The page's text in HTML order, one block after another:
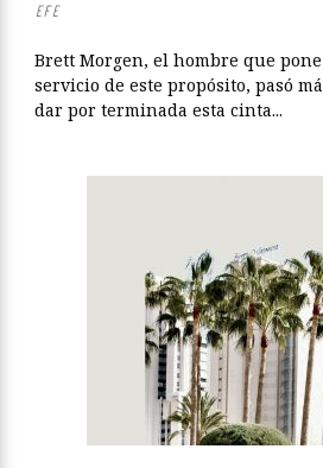
EFE
Brett Morgen, el hombre que
servicio de este propósito, pasó
dar por terminada esta cinta...